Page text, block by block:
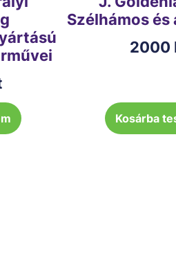
Szélhámos és
2000
Kosárba